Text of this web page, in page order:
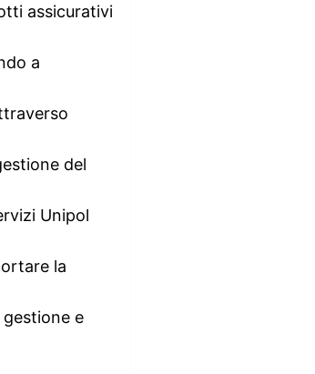
assicurativi
a
del
Unipol
la
e